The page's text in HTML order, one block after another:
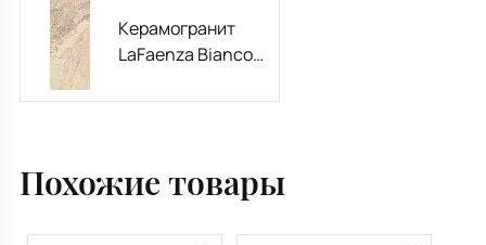
Керамогранит
LaFaenza Bianco
Travertino
Похожие товары